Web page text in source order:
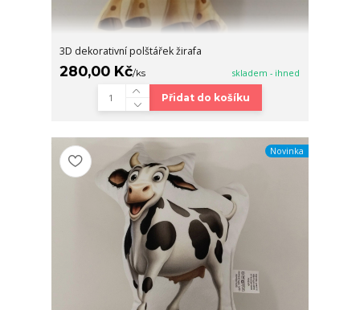
3D dekorativní polštářek žirafa
280,00 Kč/ks skladem - ihned
Přidat do košíku
Novinka